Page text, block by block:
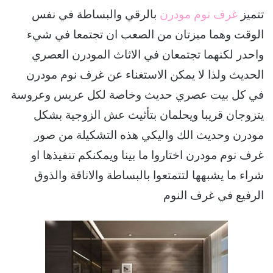
تتميز غرف نوم مودرن بالرقي والبساطة في نفس
الوقت وهما ميزتان من الصعب ان تجتمعا في شيء
واحدر لكنهما تجتمعان في الاثاث المودرن العصري
الحديث ولذا لا يمكن الاستغناء عن غرف نوم مودرن
في كل بيت عصري حديث وخاصة لكل عريس وعروسة
يتزوجان قريبا ويحلمان بتأثيث عش الزوجية بشكل
مودرن وحديث الك واليكي هذه التشكيلة من صور
غرف نوم مودرن اختاروا ما بينا ويمكنكم تنفيذها او
شراء ما يشبهها لتتمتعوا بالبساطة والاناقة والذوق
الرفيع في غرف النوم